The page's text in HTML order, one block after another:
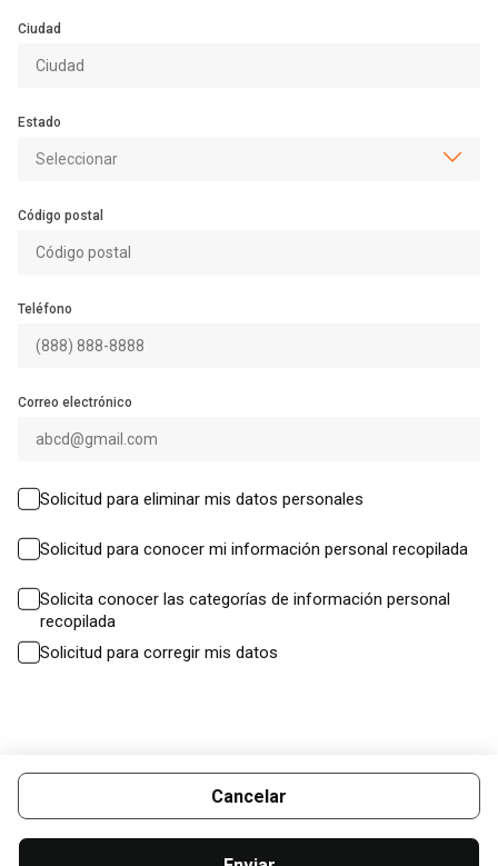
Ciudad
Estado
Código postal
Teléfono
Correo electrónico
Solicitud para eliminar mis datos personales
Solicitud para conocer mi información personal recopilada
Solicita conocer las categorías de información personal
recopilada
Solicitud para corregir mis datos
Cancelar